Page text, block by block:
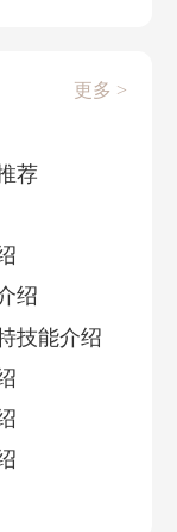
更多 >
荐
绍
技能介绍